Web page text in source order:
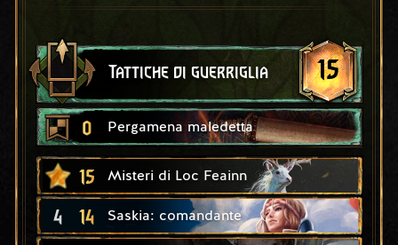
Tattiche di guerriglia 15
0 Pergamena maledetta
15 Misteri di Loc Feainn
4 14 Saskia: comandante